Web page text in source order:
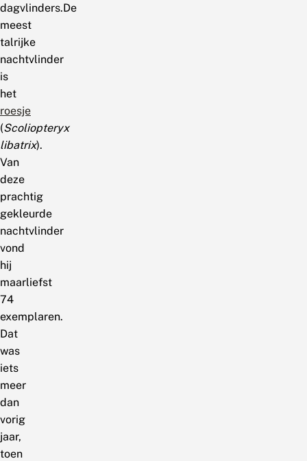
dagvlinders.De
meest
talrijke
nachtvlinder
is
het
roesje
(Scoliopteryx
libatrix).
Van
deze
prachtig
gekleurde
nachtvlinder
vond
hij
maarliefst
74
exemplaren.
Dat
was
iets
meer
dan
vorig
jaar,
toen